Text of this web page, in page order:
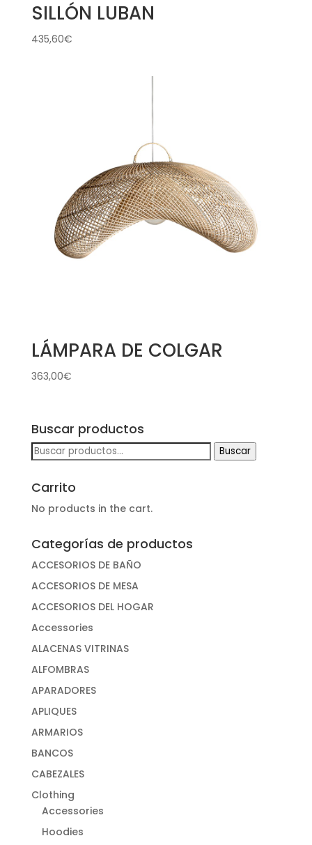
SILLÓN LUBAN
435,60€
LÁMPARA DE COLGAR
363,00€
Buscar productos
Buscar
por:
Buscar
Carrito
No products in the cart.
Categorías de productos
ACCESORIOS DE BAÑO
ACCESORIOS DE MESA
ACCESORIOS DEL HOGAR
Accessories
ALACENAS VITRINAS
ALFOMBRAS
APARADORES
APLIQUES
ARMARIOS
BANCOS
CABEZALES
Clothing
Accessories
Hoodies